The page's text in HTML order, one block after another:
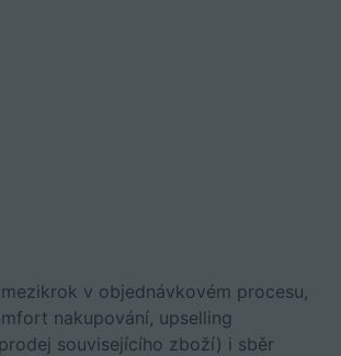
v objednávkovém procesu,
nakupování, upselling
souvisejícího zboží) i sběr